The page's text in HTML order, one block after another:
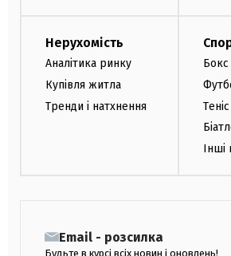
Нерухомість
Аналітика ринку
Купівля житла
Тренди і натхнення
Бокс
Теніс
Інші
Email - розсилка
Будьте в курсі всіх новин і оновлень!